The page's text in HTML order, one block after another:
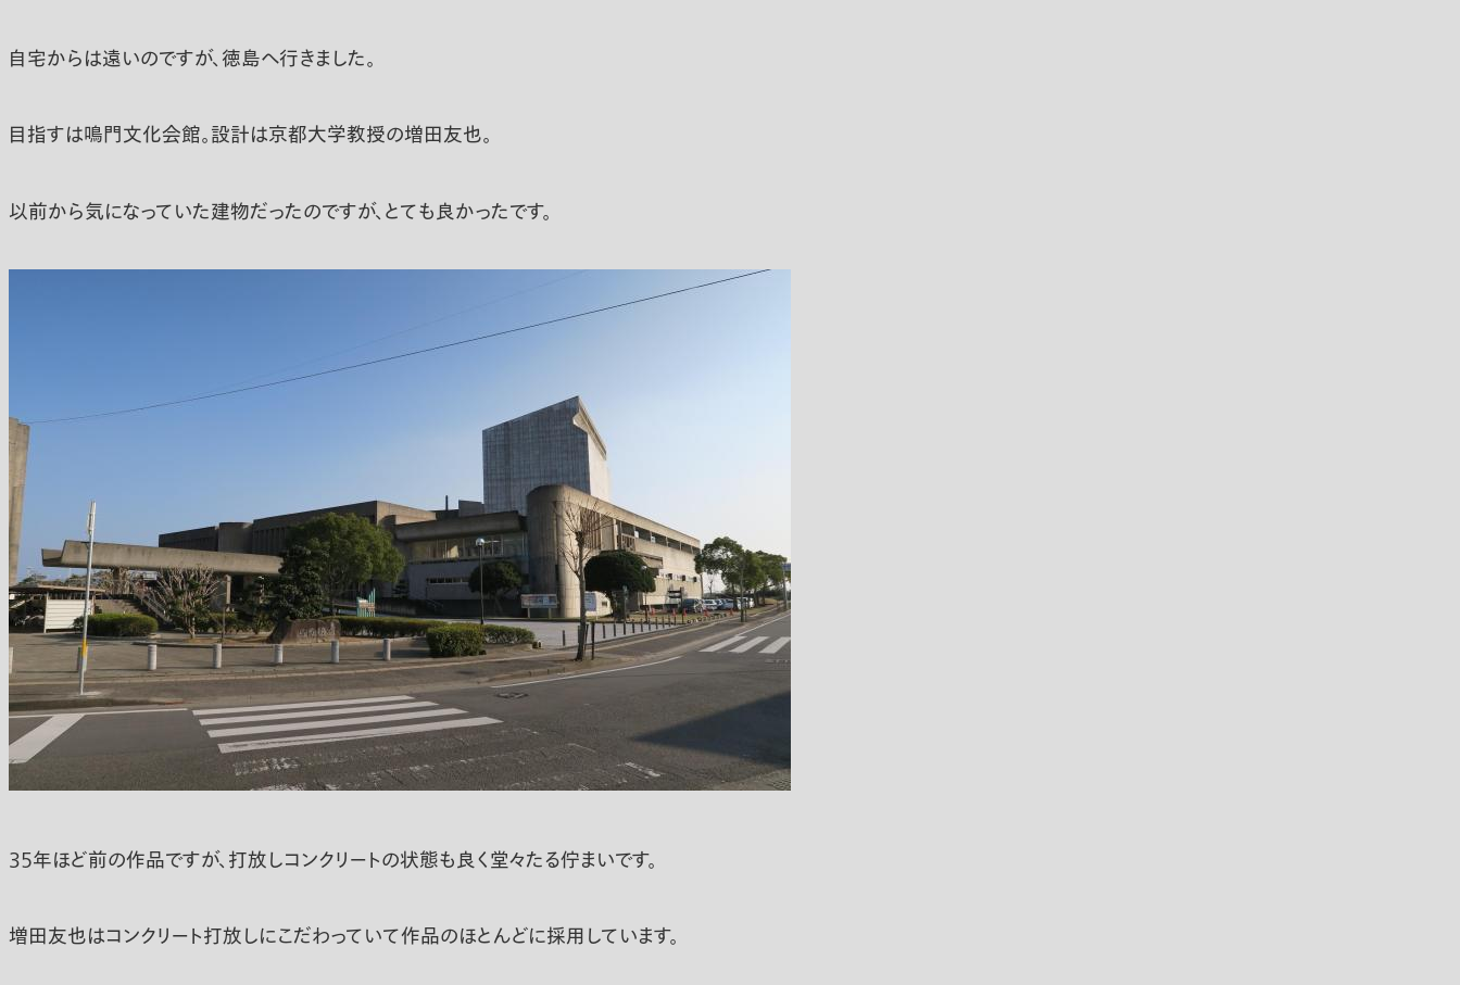
自宅からは遠いのですが、徳島へ行きました。
目指すは鳴門文化会館。設計は京都大学教授の増田友也。
以前から気になっていた建物だったのですが、とても良かったです。
35年ほど前の作品ですが、打放しコンクリートの状態も良く堂々たる佇まいです。
増田友也はコンクリート打放しにこだわっていて作品のほとんどに採用しています。